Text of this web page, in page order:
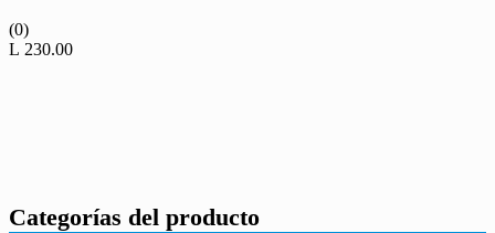
(0)
L 230.00
Categorías del producto